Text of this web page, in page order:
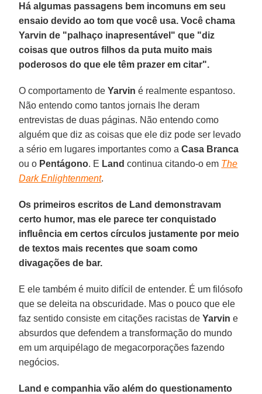
Há algumas passagens bem incomuns em seu
ensaio devido ao tom que você usa. Você chama
Yarvin de "palhaço inapresentável" que "diz
coisas que outros filhos da puta muito mais
poderosos do que ele têm prazer em citar".
O comportamento deYarvin é realmente espantoso.
Não entendo como tantos jornais lhe deram
entrevistas de duas páginas. Não entendo como
alguém que diz as coisas que ele diz pode ser levado
a sério em lugares importantes como aCasa Branca
ou o Pentágono. E Land continua citando-o em The
Dark Enlightenment.
Os primeiros escritos de Land demonstravam
certo humor, mas ele parece ter conquistado
influência em certos círculos justamente por meio
de textos mais recentes que soam como
divagações de bar.
E ele também é muito difícil de entender. É um filósofo
que se deleita na obscuridade. Mas o pouco que ele
faz sentido consiste em citações racistas deYarvin e
absurdos que defendem a transformação do mundo
em um arquipélago de megacorporações fazendo
negócios.
Land e companhia vão além do questionamento